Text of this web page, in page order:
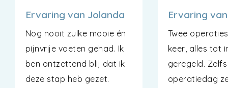
Ervaring van Jolanda
Nog nooit zulke mooie én
pijnvrije voeten gehad. Ik
ben ontzettend blij dat ik
deze stap heb gezet.
Ervaring
Twee
keer, alles tot
geregeld.
operatiedag